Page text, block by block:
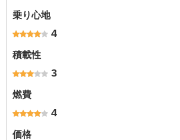
乗り心地
4
積載性
3
燃費
4
価格